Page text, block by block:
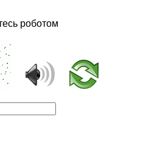
роботом